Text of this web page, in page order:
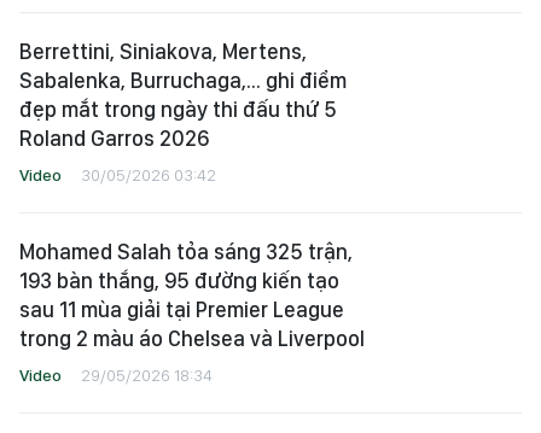
Berrettini, Siniakova, Mertens,
Sabalenka, Burruchaga,... ghi điểm
đẹp mắt trong ngày thi đấu thứ 5
Roland Garros 2026
Video 30/05/2026 03:42
Mohamed Salah tỏa sáng 325 trận,
193 bàn thắng, 95 đường kiến tạo
sau 11 mùa giải tại Premier League
trong 2 màu áo Chelsea và Liverpool
Video 29/05/2026 18:34